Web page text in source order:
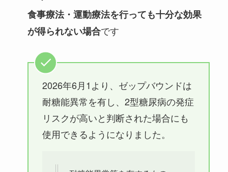
食事療法・運動療法を行っても十分な効果
が得られない場合です
2026年6月1より、ゼップバウンドは
耐糖能異常を有し、2型糖尿病の発症
リスクが高いと判断された場合にも
使用できるようになりました。